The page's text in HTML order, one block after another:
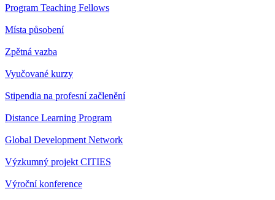
Program Teaching Fellows
Místa působení
Zpětná vazba
Vyučované kurzy
Stipendia na profesní začlenění
Distance Learning Program
Global Development Network
Výzkumný projekt CITIES
Výroční konference